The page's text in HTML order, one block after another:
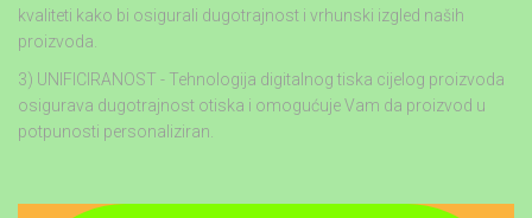
kvaliteti kako bi osigurali dugotrajnost i vrhunski izgled naših
proizvoda.
3) UNIFICIRANOST - Tehnologija digitalnog tiska cijelog proizvoda
osigurava dugotrajnost otiska i omogućuje Vam da proizvod u
potpunosti personaliziran.